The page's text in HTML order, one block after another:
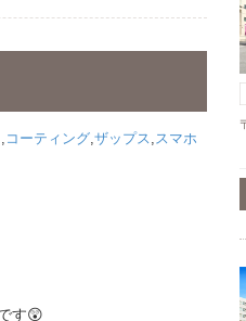
, コーティング,ザップス,スマホ
す😲